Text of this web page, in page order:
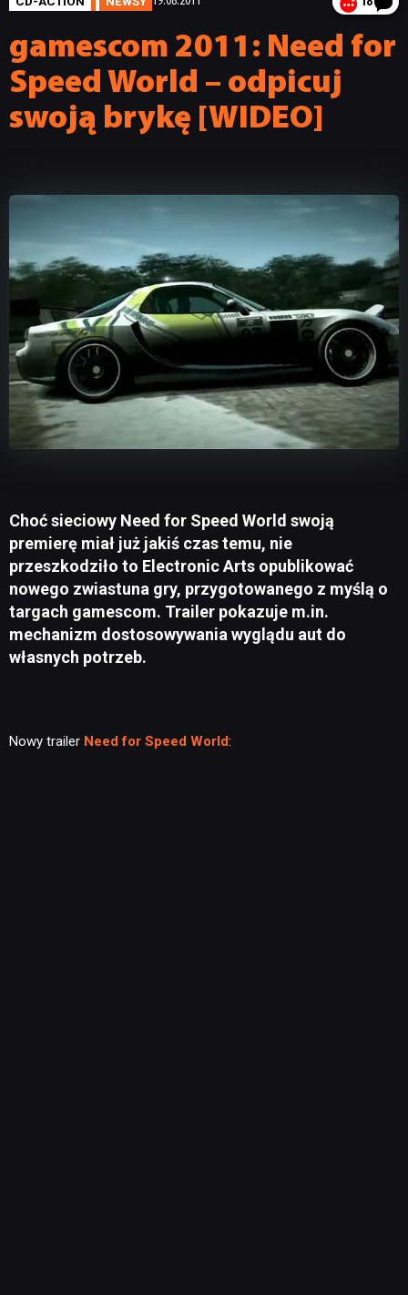
gamescom 2011: Need for
Speed World – odpicuj
swoją brykę [WIDEO]
Choć sieciowy Need for Speed World swoją
premierę miał już jakiś czas temu, nie
przeszkodziło to Electronic Arts opublikować
nowego zwiastuna gry, przygotowanego z myślą o
targach gamescom. Trailer pokazuje m.in.
mechanizm dostosowywania wyglądu aut do
własnych potrzeb.
Nowy trailer Need for Speed World: